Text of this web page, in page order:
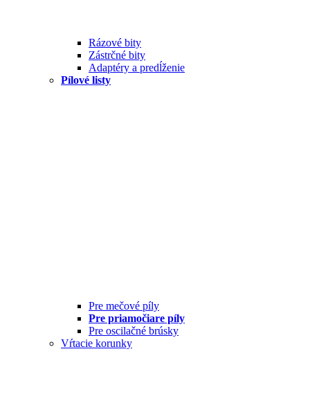
Rázové bity
Zástrčné bity
Adaptéry a predĺženie
Pílové listy
Pre mečové píly
Pre priamočiare píly
Pre oscilačné brúsky
Vŕtacie korunky